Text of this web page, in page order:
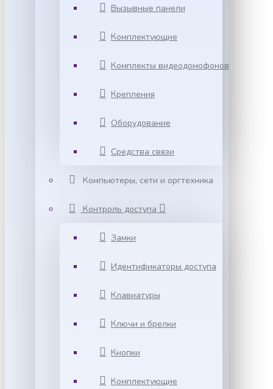
Вызывные панели
Комплектующие
Комплекты видеодомофонов
Крепления
Оборудование
Средства связи
Компьютеры, сети и оргтехника
Контроль доступа
Замки
Идентификаторы доступа
Клавиатуры
Ключи и брелки
Кнопки
Комплектующие